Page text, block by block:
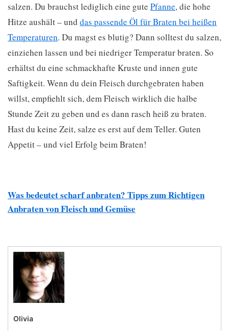
salzen. Du brauchst lediglich eine gute Pfanne, die hohe
Hitze aushält – und das passende Öl für Braten bei heißen
Temperaturen. Du magst es blutig? Dann solltest du salzen,
einziehen lassen und bei niedriger Temperatur braten. So
erhältst du eine schmackhafte Kruste und innen gute
Saftigkeit. Wenn du dein Fleisch durchgebraten haben
willst, empfiehlt sich, dem Fleisch wirklich die halbe
Stunde Zeit zu geben und es dann rasch heiß zu braten.
Hast du keine Zeit, salze es erst auf dem Teller. Guten
Appetit – und viel Erfolg beim Braten!
Was bedeutet scharf anbraten? Tipps zum Richtigen
Anbraten von Fleisch und Gemüse
Olivia